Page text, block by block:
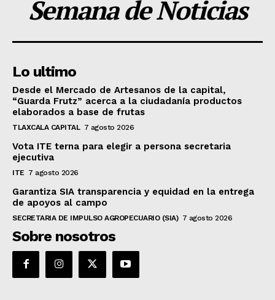
Semana de Noticias
Lo ultimo
Desde el Mercado de Artesanos de la capital,
“Guarda Frutz” acerca a la ciudadanía productos
elaborados a base de frutas
TLAXCALA CAPITAL 7 agosto 2026
Vota ITE terna para elegir a persona secretaria
ejecutiva
ITE 7 agosto 2026
Garantiza SIA transparencia y equidad en la entrega
de apoyos al campo
SECRETARIA DE IMPULSO AGROPECUARIO (SIA) 7 agosto 2026
Sobre nosotros